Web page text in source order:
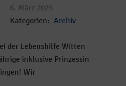
6. März 2025
Kategorien: Archiv
der Lebenshilfe Witten
inklusive Prinzessin
Wir